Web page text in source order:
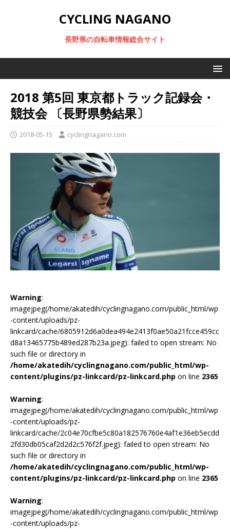
CYCLING NAGANO
長野県の自転車情報総合サイト
2018 第5回 東京都トラック記録会・
競技会 〔長野県勢結果〕
2018-05-15 cyclingnagano.com
Warning:
imagejpeg(/home/akatedih/cyclingnagano.com/public_html/wp
-content/uploads/pz-
linkcard/cache/6805912d6a0dea494e2413f0ae50a21fcce459cc
d8a13465775b489ed287b23a.jpeg): failed to open stream: No
such file or directory in
/home/akatedih/cyclingnagano.com/public_html/wp-
content/plugins/pz-linkcard/pz-linkcard.php on line 2365
Warning:
imagejpeg(/home/akatedih/cyclingnagano.com/public_html/wp
-content/uploads/pz-
linkcard/cache/2c04e70cfbe5c80a182576760e4af1e36eb5ecdd
2fd30db05caf2d2d2c576f2f.jpeg): failed to open stream: No
such file or directory in
/home/akatedih/cyclingnagano.com/public_html/wp-
content/plugins/pz-linkcard/pz-linkcard.php on line 2365
Warning:
imagejpeg(/home/akatedih/cyclingnagano.com/public_html/wp
-content/uploads/pz-